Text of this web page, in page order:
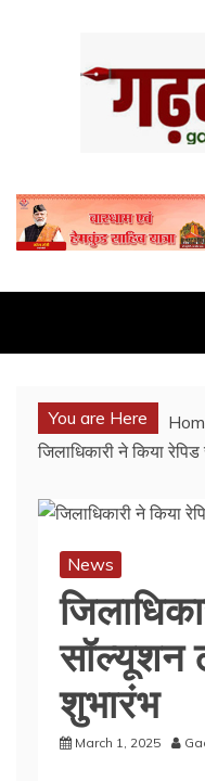
You are Here
जिलाधिकारी ने किया
News
सॉल्यूशन
शुभारंभ
March 1, 2025